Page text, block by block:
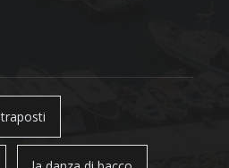
traposti